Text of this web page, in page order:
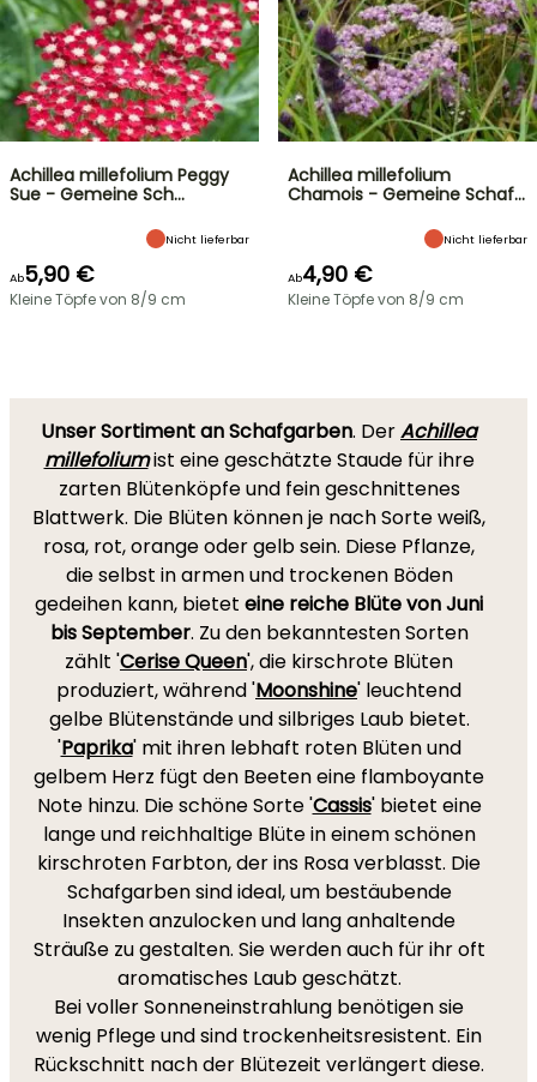
Achillea millefolium Peggy
Sue - Gemeine Sch…
Nicht lieferbar
Ab5,90 €
Kleine Töpfe von 8/9 cm
Achillea millefolium
Chamois - Gemeine Schaf…
Nicht lieferbar
Ab4,90 €
Kleine Töpfe von 8/9 cm
Unser Sortiment an Schafgarben. DerAchillea
millefoliumist eine geschätzte Staude für ihre
zarten Blütenköpfe und fein geschnittenes
Blattwerk. Die Blüten können je nach Sorte weiß,
rosa, rot, orange oder gelb sein. Diese Pflanze,
die selbst in armen und trockenen Böden
gedeihen kann, bietet eine reiche Blüte von Juni
bis September. Zu den bekanntesten Sorten
zählt 'Cerise Queen', die kirschrote Blüten
produziert, während 'Moonshine' leuchtend
gelbe Blütenstände und silbriges Laub bietet.
'Paprika' mit ihren lebhaft roten Blüten und
gelbem Herz fügt den Beeten eine flamboyante
Note hinzu. Die schöne Sorte 'Cassis' bietet eine
lange und reichhaltige Blüte in einem schönen
kirschroten Farbton, der ins Rosa verblasst. Die
Schafgarben sind ideal, um bestäubende
Insekten anzulocken und lang anhaltende
Sträuße zu gestalten. Sie werden auch für ihr oft
aromatisches Laub geschätzt.
Bei voller Sonneneinstrahlung benötigen sie
wenig Pflege und sind trockenheitsresistent. Ein
Rückschnitt nach der Blütezeit verlängert diese.